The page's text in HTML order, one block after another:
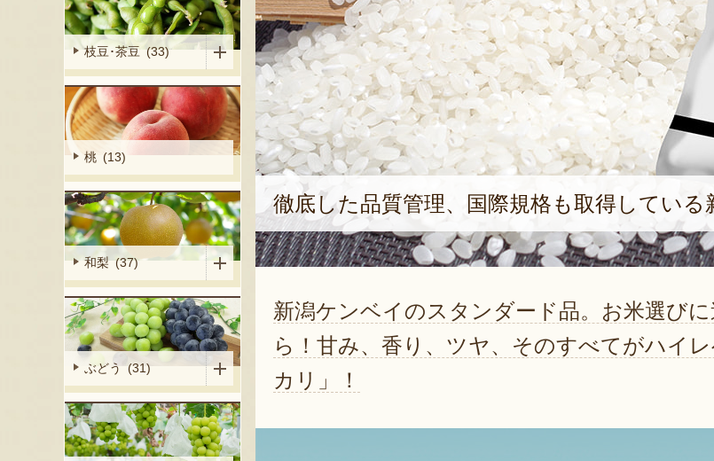
徹底した品質管理、国際規格も取得してい
新潟ケンベイのスタンダード品。お米選び
ら！甘み、香り、ツヤ、そのすべてがハイ
カリ」！
枝豆･茶豆 (33)
桃 (13)
和梨 (37)
ぶどう (31)